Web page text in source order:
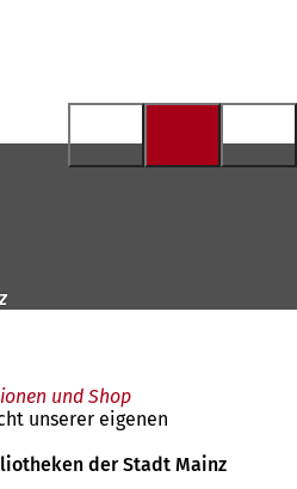
und Shop
unserer eigenen
der Stadt Mainz